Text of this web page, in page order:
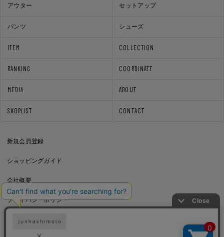
ITEM COLLECTION
RANKING COORDINATE
MEDIA ABOUT
SHOPLIST CONTACT
アウター セットアップ
パンツ シューズ
新規会員登録
ショッピングガイド
会社概要
プライバシーポリシー
通信販売法に基づく表記